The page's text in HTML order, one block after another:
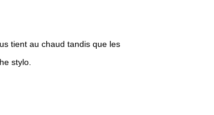
tient au chaud tandis que les
stylo.